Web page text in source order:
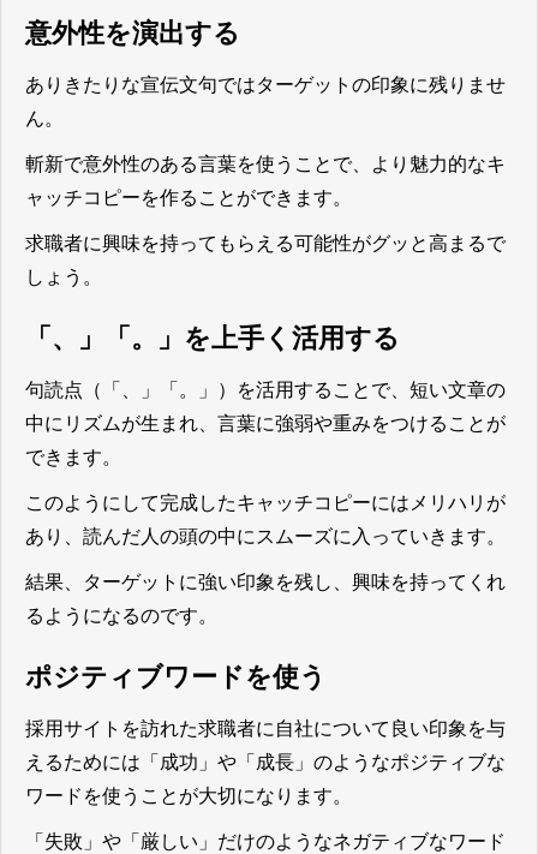
意外性を演出する
ありきたりな宣伝文句ではターゲットの印象に残りませ
ん。
斬新で意外性のある言葉を使うことで、より魅力的なキ
ャッチコピーを作ることができます。
求職者に興味を持ってもらえる可能性がグッと高まるで
しょう。
「、」「。」を上手く活用する
句読点（「、」「。」）を活用することで、短い文章の
中にリズムが生まれ、言葉に強弱や重みをつけることが
できます。
このようにして完成したキャッチコピーにはメリハリが
あり、読んだ人の頭の中にスムーズに入っていきます。
結果、ターゲットに強い印象を残し、興味を持ってくれ
るようになるのです。
ポジティブワードを使う
採用サイトを訪れた求職者に自社について良い印象を与
えるためには「成功」や「成長」のようなポジティブな
ワードを使うことが大切になります。
「失敗」や「厳しい」だけのようなネガティブなワード